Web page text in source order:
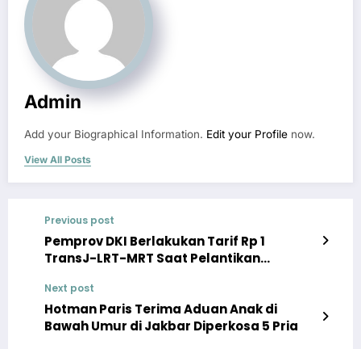
Admin
Add your Biographical Information. Edit your Profile now.
View All Posts
Previous post
Pemprov DKI Berlakukan Tarif Rp 1
TransJ-LRT-MRT Saat Pelantikan
Next post
Hotman Paris Terima Aduan Anak di
Bawah Umur di Jakbar Diperkosa 5 Pria